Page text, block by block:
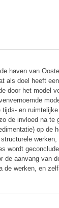
haven van
als doel heeft
door het model
en
de invloed na te
op de
wordt
de aanvang van
de werken, en